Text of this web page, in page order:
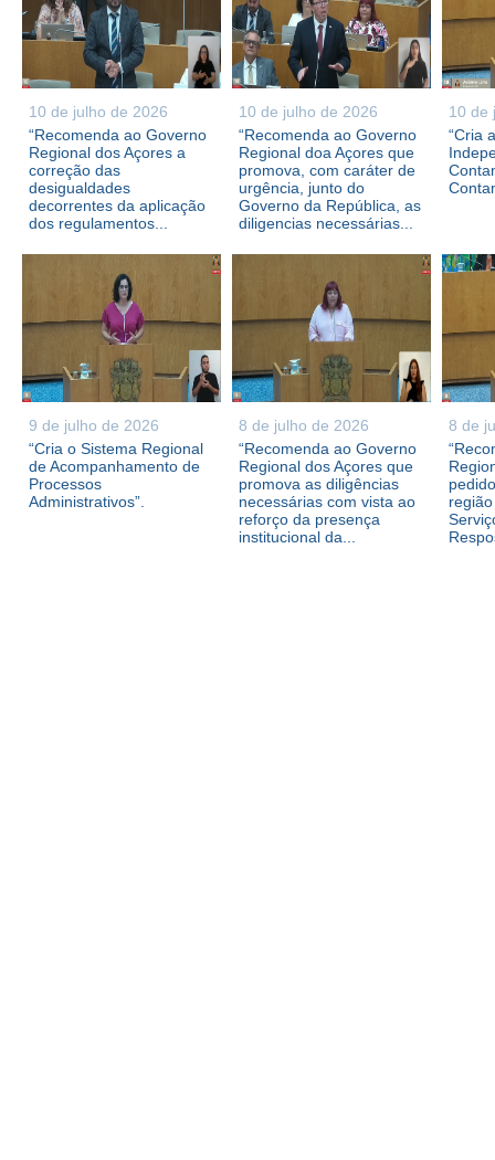
10 de julho de 2026
“Recomenda ao Governo
Regional dos Açores a
correção das
desigualdades
decorrentes da aplicação
dos regulamentos...
10 de julho de 2026
“Recomenda ao Governo
Regional doa Açores que
promova, com caráter de
urgência, junto do
Governo da República, as
diligencias necessárias...
10 de
“Cria
9 de julho de 2026
“Cria o Sistema Regional
de Acompanhamento de
Processos
Administrativos”.
8 de julho de 2026
“Recomenda ao Governo
Regional dos Açores que
promova as diligências
necessárias com vista ao
reforço da presença
institucional da...
8 de